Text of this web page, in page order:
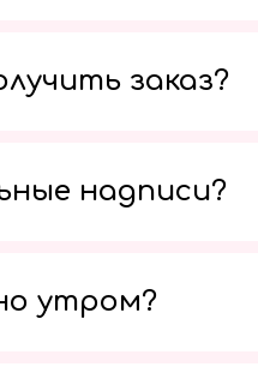
заказ?
надписи?
утром?